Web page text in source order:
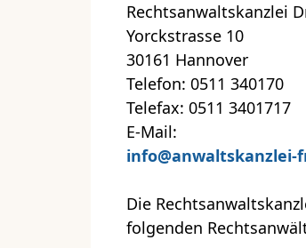
Rechtsanwaltskanzlei
Yorckstrasse 10
30161 Hannover
Telefon: 0511 340170
Telefax: 0511 3401717
E-Mail:
info@anwaltskanzlei-
Die
folgenden